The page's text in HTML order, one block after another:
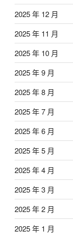
2025 年 12 月
2025 年 11 月
2025 年 10 月
2025 年 9 月
2025 年 8 月
2025 年 7 月
2025 年 6 月
2025 年 5 月
2025 年 4 月
2025 年 3 月
2025 年 2 月
2025 年 1 月